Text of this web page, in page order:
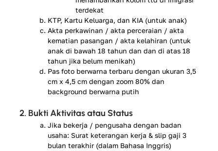
terdekat
KTP, Kartu Keluarga, dan KIA (untuk anak)
Akta perkawinan / akta perceraian / akta
kematian pasangan / akta kelahiran (untuk
anak di bawah 18 tahun dan dan di atas 18
tahun jika belum menikah)
Pas foto berwarna terbaru dengan ukuran 3,5
cm x 4,5 cm dengan zoom 80% dan
background berwarna putih
2. Bukti Aktivitas atau Status
Jika bekerja / pengusaha dengan badan
usaha: Surat keterangan kerja & slip gaji 3
bulan terakhir (dalam Bahasa Inggris)